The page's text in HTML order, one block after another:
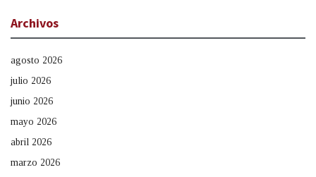
Archivos
agosto 2026
julio 2026
junio 2026
mayo 2026
abril 2026
marzo 2026